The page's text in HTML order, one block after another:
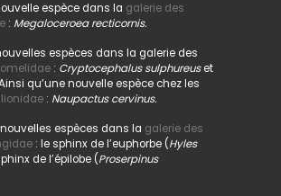
espèce dans la galerie des
: Megaloceroea recticornis.
espèces dans la galerie des
: Cryptocephalus sulphureuset
qu’une nouvelle espèce chez les
: Naupactus cervinus.
espèces dans la galerie des
: le sphinx de l’euphorbe (Hyles
de l’épilobe (Proserpinus